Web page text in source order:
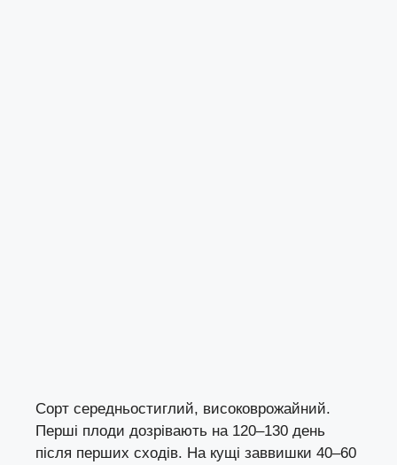
Сорт середньостиглий, високоврожайний.
Перші плоди дозрівають на 120–130 день
після перших сходів. На кущі заввишки 40–60